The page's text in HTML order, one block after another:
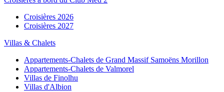
Croisières 2026
Croisières 2027
Villas & Chalets
Appartements-Chalets de Grand Massif Samoëns Morillon
Appartements-Chalets de Valmorel
Villas de Finolhu
Villas d'Albion